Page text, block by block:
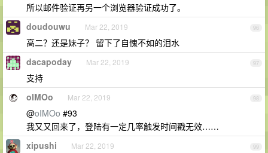
所以邮件验证再另一个浏览器验证成功了。
96
doudouwu Mar 22, 2019
高二？还是妹子？ 留下了自愧不如的泪水
97
dacapoday Mar 22, 2019
支持
98
oIMOo Mar 22, 2019
@oIMOo #93
我又又回来了，登陆有一定几率触发时间戳无效……
99
xipushi Mar 22, 2019